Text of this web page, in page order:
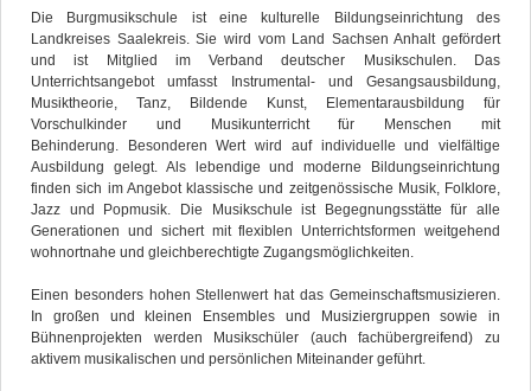
Die Burgmusikschule ist eine kulturelle Bildungseinrichtung des
Landkreises Saalekreis. Sie wird vom Land Sachsen Anhalt gefördert
und ist Mitglied im Verband deutscher Musikschulen. Das
Unterrichtsangebot umfasst Instrumental- und Gesangsausbildung,
Musiktheorie, Tanz, Bildende Kunst, Elementarausbildung für
Vorschulkinder und Musikunterricht für Menschen mit
Behinderung. Besonderen Wert wird auf individuelle und vielfältige
Ausbildung gelegt. Als lebendige und moderne Bildungseinrichtung
finden sich im Angebot klassische und zeitgenössische Musik, Folklore,
Jazz und Popmusik. Die Musikschule ist Begegnungsstätte für alle
Generationen und sichert mit flexiblen Unterrichtsformen weitgehend
wohnortnahe und gleichberechtigte Zugangsmöglichkeiten.
Einen besonders hohen Stellenwert hat das Gemeinschaftsmusizieren.
In großen und kleinen Ensembles und Musiziergruppen sowie in
Bühnenprojekten werden Musikschüler (auch fachübergreifend) zu
aktivem musikalischen und persönlichen Miteinander geführt.